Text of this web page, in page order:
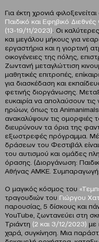
Για έκτη χρονιά
Παιδικό και Εφηβικό
(13-19/11/2023) . Οι
και μεγάλου μήκους για
εργαστήρια και η γιορτινή
οικογένειες της πόλης,
Ζωντανή μεταγλώττιση
μαθητικές επιτροπές,
για διασκέδαση και
φετινής διοργάνωσης.
ευκαιρία να απολαύσουν
ηρώων, όπως τα
ανακαλύψουν τις ομορφιές
διευρύνουν τα όρια της
εξωστρεφές πρόγραμμα.
δράσεων του Φεστιβάλ
του αυτισμού και ομάδες
όρασης. (Διοργάνωση:
Αθήνας ΑΜΚΕ.
Ο μαγικός κόσμος του
τραγουδιών του Γιώργου
παρουσίας, 5 δίσκους και
YouTube, ζωντανεύει στη
Τριάντη (2 και 3/12/2023) με
χαρά, συγκίνηση. Μια